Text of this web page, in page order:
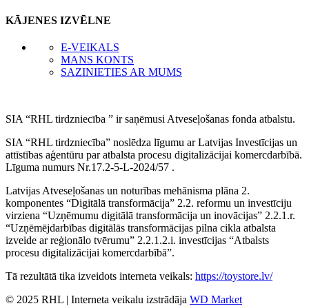
KĀJENES IZVĒLNE
E-VEIKALS
MANS KONTS
SAZINIETIES AR MUMS
SIA “RHL tirdzniecība ” ir saņēmusi Atveseļošanas fonda atbalstu.
SIA “RHL tirdzniecība” noslēdza līgumu ar Latvijas Investīcijas un
attīstības aģentūru par atbalsta procesu digitalizācijai komercdarbībā.
Līguma numurs Nr.17.2-5-L-2024/57 .
Latvijas Atveseļošanas un noturības mehānisma plāna 2.
komponentes “Digitālā transformācija” 2.2. reformu un investīciju
virziena “Uzņēmumu digitālā transformācija un inovācijas” 2.2.1.r.
“Uzņēmējdarbības digitālās transformācijas pilna cikla atbalsta
izveide ar reģionālo tvērumu” 2.2.1.2.i. investīcijas “Atbalsts
procesu digitalizācijai komercdarbībā”.
Tā rezultātā tika izveidots interneta veikals: https://toystore.lv/
© 2025 RHL | Interneta veikalu izstrādāja WD Market